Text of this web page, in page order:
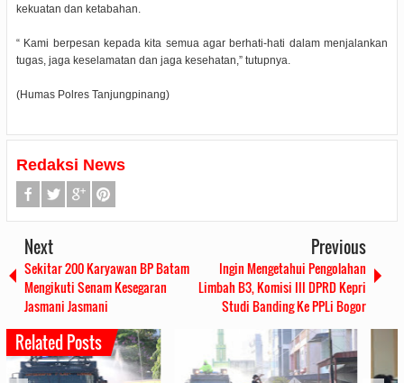
kekuatan dan ketabahan.
“ Kami berpesan kepada kita semua agar berhati-hati dalam menjalankan
tugas, jaga keselamatan dan jaga kesehatan,” tutupnya.
(Humas Polres Tanjungpinang)
Redaksi News
Next
Sekitar 200 Karyawan BP Batam
Mengikuti Senam Kesegaran
Jasmani Jasmani
Previous
Ingin Mengetahui Pengolahan
Limbah B3, Komisi III DPRD Kepri
Studi Banding Ke PPLi Bogor
Related Posts